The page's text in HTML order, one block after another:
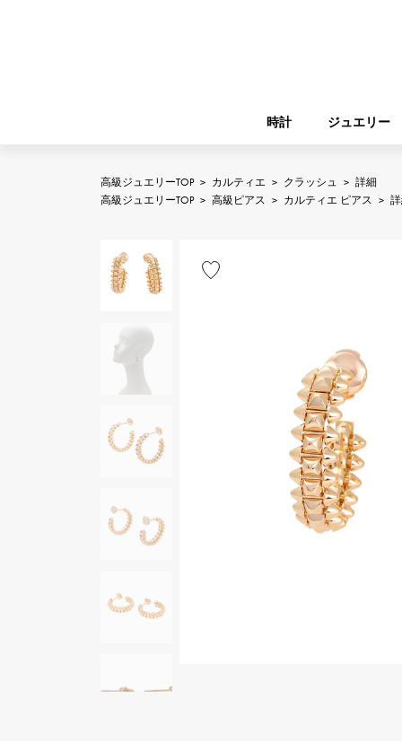
時計 ジュエリー
ROLEX
A.LANGE & SOHNE
AUDEMARS PIGUET
YUKIZAKIジュエリー
REGALIA
バーキン
高級ジュエリーTOP > カルティエ > クラッシュ > 詳細
高級ジュエリーTOP > 高級ピアス > カルティエ ピアス >